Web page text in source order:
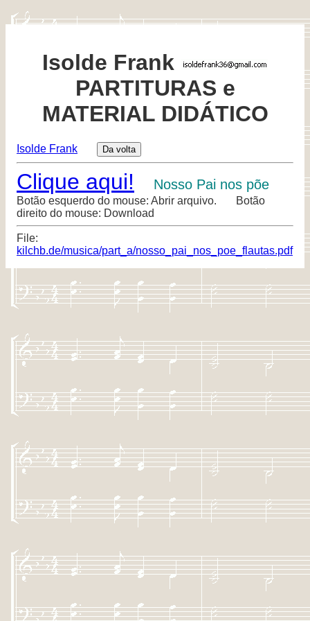
Isolde Frank
PARTITURAS e
MATERIAL DIDÁTICO
Isolde Frank
Clique aqui! Nosso Pai nos põe
Botão esquerdo do mouse: Abrir arquivo. Botão
direito do mouse: Download
File:
kilchb.de/musica/part_a/nosso_pai_nos_poe_flautas.pdf